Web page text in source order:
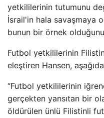
yetkililerinin tutumunu
İsrail'in hala savaşmaya
bunun bir örnek
Futbol yetkililerinin
eleştiren Hansen,
“Futbol yetkililerinin
gerçekten yansıtan bir
öldürülen ünlü Filistinli